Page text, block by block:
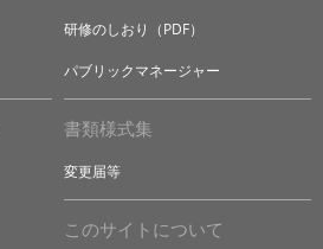
研修のしおり（PDF）
パブリックマネージャー
書類様式集
変更届等
このサイトについて